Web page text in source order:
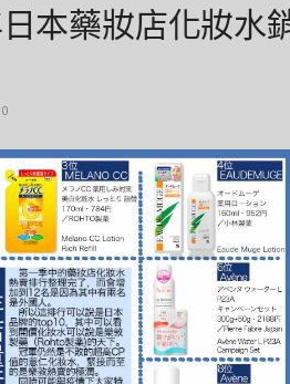
本藥妝店化妝水